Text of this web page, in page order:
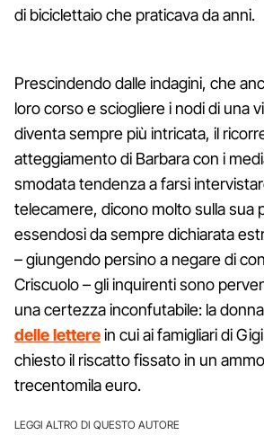
di biciclettaio che praticava da anni.
Prescindendo dalle indagini, che
loro corso e sciogliere i nodi di una
diventa sempre più intricata, il
atteggiamento di Barbara con i
smodata tendenza a farsi
telecamere, dicono molto sulla sua
essendosi da sempre dichiarata
– giungendo persino a negare di
Criscuolo – gli inquirenti sono
una certezza inconfutabile: la
delle letterein cui ai famigliari di
chiesto il riscatto fissato in un
trecentomila euro.
LEGGI ALTRO DI QUESTO AUTORE